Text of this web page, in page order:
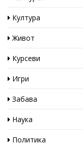
Култура
Живот
Курсеви
Игри
Забава
Наука
Политика